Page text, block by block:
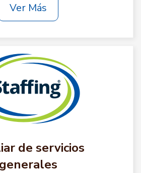
Ver Más
de servicios
generales